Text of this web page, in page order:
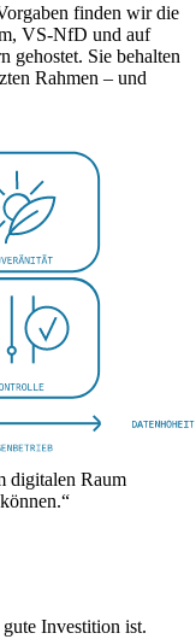
finden wir die
VS-NfD und auf
gehostet. Sie behalten
Rahmen – und
digitalen Raum
Investition ist.